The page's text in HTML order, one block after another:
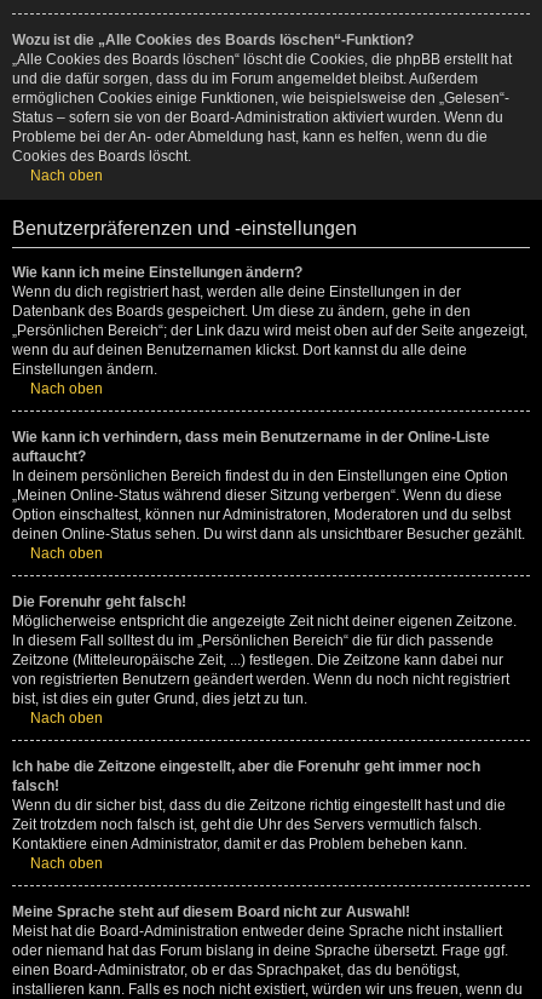
Wozu ist die „Alle Cookies des Boards löschen“-Funktion?
„Alle Cookies des Boards löschen“ löscht die Cookies, die phpBB erstellt hat
und die dafür sorgen, dass du im Forum angemeldet bleibst. Außerdem
ermöglichen Cookies einige Funktionen, wie beispielsweise den „Gelesen“-
Status – sofern sie von der Board-Administration aktiviert wurden. Wenn du
Probleme bei der An- oder Abmeldung hast, kann es helfen, wenn du die
Cookies des Boards löscht.
Nach oben
Benutzerpräferenzen und -einstellungen
Wie kann ich meine Einstellungen ändern?
Wenn du dich registriert hast, werden alle deine Einstellungen in der
Datenbank des Boards gespeichert. Um diese zu ändern, gehe in den
„Persönlichen Bereich“; der Link dazu wird meist oben auf der Seite angezeigt,
wenn du auf deinen Benutzernamen klickst. Dort kannst du alle deine
Einstellungen ändern.
Nach oben
Wie kann ich verhindern, dass mein Benutzername in der Online-Liste
auftaucht?
In deinem persönlichen Bereich findest du in den Einstellungen eine Option
„Meinen Online-Status während dieser Sitzung verbergen“. Wenn du diese
Option einschaltest, können nur Administratoren, Moderatoren und du selbst
deinen Online-Status sehen. Du wirst dann als unsichtbarer Besucher gezählt.
Nach oben
Die Forenuhr geht falsch!
Möglicherweise entspricht die angezeigte Zeit nicht deiner eigenen Zeitzone.
In diesem Fall solltest du im „Persönlichen Bereich“ die für dich passende
Zeitzone (Mitteleuropäische Zeit, ...) festlegen. Die Zeitzone kann dabei nur
von registrierten Benutzern geändert werden. Wenn du noch nicht registriert
bist, ist dies ein guter Grund, dies jetzt zu tun.
Nach oben
Ich habe die Zeitzone eingestellt, aber die Forenuhr geht immer noch
falsch!
Wenn du dir sicher bist, dass du die Zeitzone richtig eingestellt hast und die
Zeit trotzdem noch falsch ist, geht die Uhr des Servers vermutlich falsch.
Kontaktiere einen Administrator, damit er das Problem beheben kann.
Nach oben
Meine Sprache steht auf diesem Board nicht zur Auswahl!
Meist hat die Board-Administration entweder deine Sprache nicht installiert
oder niemand hat das Forum bislang in deine Sprache übersetzt. Frage ggf.
einen Board-Administrator, ob er das Sprachpaket, das du benötigst,
installieren kann. Falls es noch nicht existiert, würden wir uns freuen, wenn du